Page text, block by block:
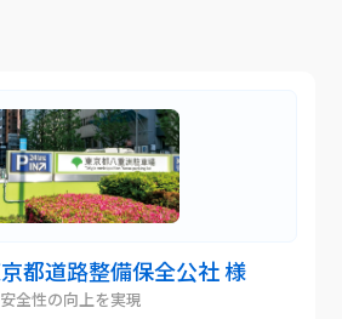
都道路整備保全公社 様
全性の向上を実現